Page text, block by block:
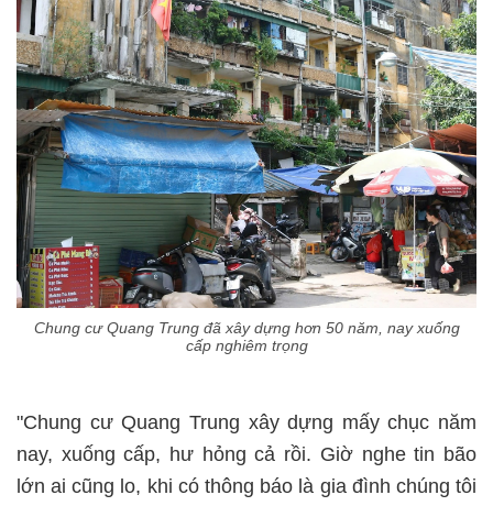
Chung cư Quang Trung đã xây dựng hơn 50 năm, nay xuống
cấp nghiêm trọng
"Chung cư Quang Trung xây dựng mấy chục năm
nay, xuống cấp, hư hỏng cả rồi. Giờ nghe tin bão
lớn ai cũng lo, khi có thông báo là gia đình chúng tôi